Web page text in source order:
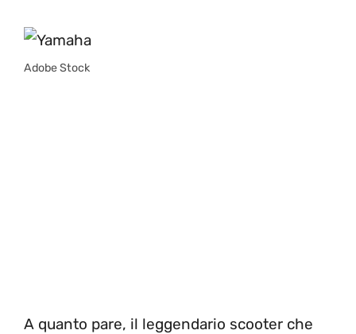
Adobe Stock
A quanto pare, il leggendario scooter che